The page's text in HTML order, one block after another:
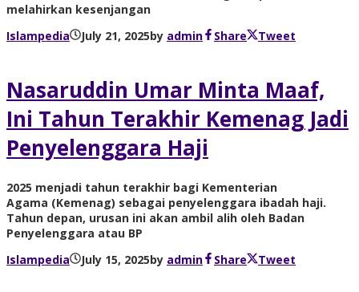
melahirkan kesenjangan
Islampedia
July 21, 2025by admin Share Tweet
Nasaruddin Umar Minta Maaf,
Ini Tahun Terakhir Kemenag Jadi
Penyelenggara Haji
2025 menjadi tahun terakhir bagi Kementerian
Agama (Kemenag) sebagai penyelenggara ibadah haji.
Tahun depan, urusan ini akan ambil alih oleh Badan
Penyelenggara atau BP
Islampedia
July 15, 2025by admin Share Tweet